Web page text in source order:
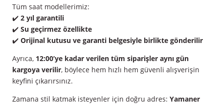
Tüm saat modellerimiz:
✔️ 2 yıl garantili
✔️ Su geçirmez özellikte
✔️ Orijinal kutusu ve garanti belgesiyle birlikte gönderilir
Ayrıca, 12:00’ye kadar verilen tüm siparişler aynı gün
kargoya verilir, böylece hem hızlı hem güvenli alışverişin
keyfini çıkarırsınız.
Zamana stil katmak isteyenler için doğru adres: Yamaner